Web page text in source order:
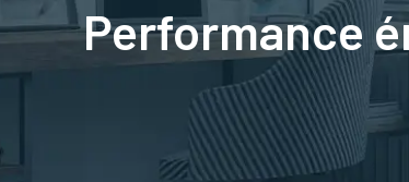
Performance